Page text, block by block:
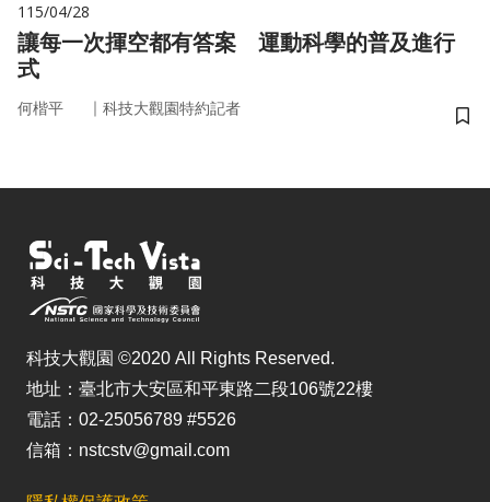
115/04/28
讓每一次揮空都有答案 運動科學的普及進行
式
何楷平 ｜ 科技大觀園特約記者
儲
科技大觀園 ©2020 All Rights Reserved.
地址：臺北市大安區和平東路二段106號22樓
電話：02-25056789 #5526
信箱：nstcstv@gmail.com